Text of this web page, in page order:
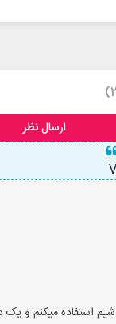
ارسال نظر
گوشیم استفاده میکنم و